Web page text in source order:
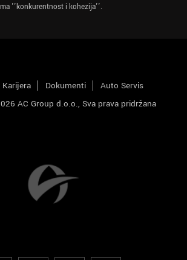
''konkurentnost i kohezija''.
Karijera Dokumenti
Auto Servis
AC Group d.o.o., Sva prava pridržana